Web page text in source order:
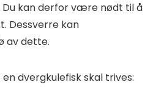
Du kan derfor være nødt til å
Dessverre kan
av dette.
dvergkulefisk skal trives: